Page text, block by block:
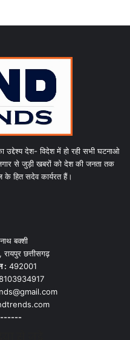
उद्देश्य देश- विदेश में हो रही सभी घटनाओ
से जुड़ी खबरों को देश की जनता तक
के हित सदेव कार्यरत हैं।
बक्शी
रायपुर छत्तीसगढ़
: 492001